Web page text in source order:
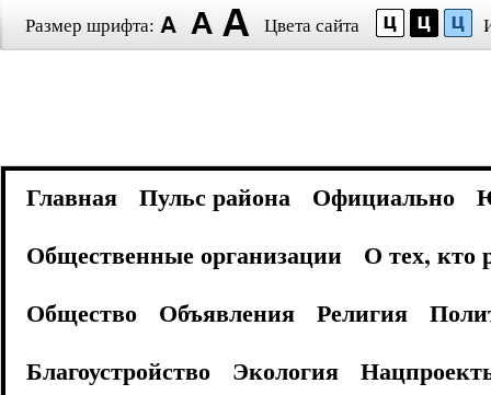
Размер шрифта: Цвета сайта
Главная Пульс района Официально
Общественные организации
О тех, кто
Общество
Объявления Религия
Благоустройство
Экология